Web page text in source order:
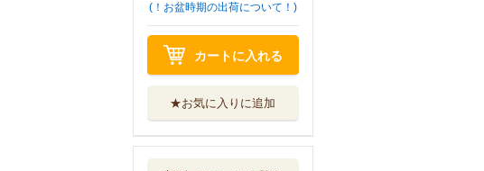
(！お盆時期の出荷について！)
カートに入れる
★お気に入りに追加
ソロキャンパーの
ふらっと異世界...